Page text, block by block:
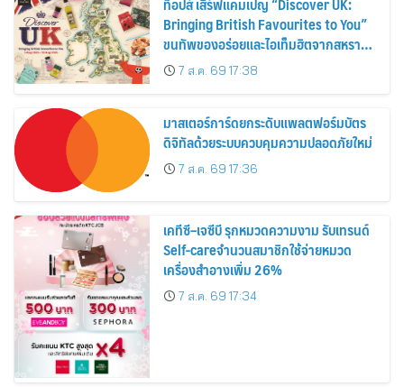
Bringing British Favourites to You”
ขนทัพของอร่อยและไอเท็มฮิตจากสหราช
อาณาจักร ส่งตรงถึงมือตั้งแต่วันนี้ – 18
สิงหาคมนี้
7 ส.ค. 69 17:38
มาสเตอร์การ์ดยกระดับแพลตฟอร์มบัตร
ดิจิทัลด้วยระบบควบคุมความปลอดภัยใหม่
7 ส.ค. 69 17:36
เคทีซี–เจซีบี รุกหมวดความงาม รับเทรนด์
Self-careจำนวนสมาชิกใช้จ่ายหมวด
เครื่องสำอางเพิ่ม 26%
7 ส.ค. 69 17:34